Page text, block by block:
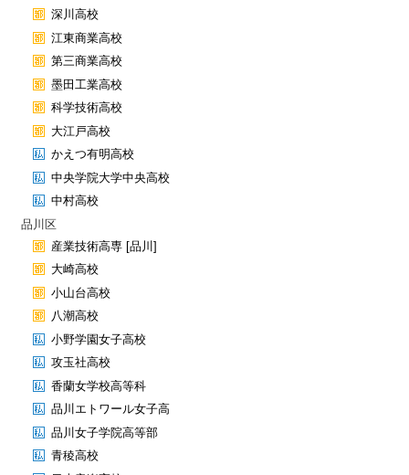
深川高校
江東商業高校
第三商業高校
墨田工業高校
科学技術高校
大江戸高校
かえつ有明高校
中央学院大学中央高校
中村高校
品川区
産業技術高専 [品川]
大崎高校
小山台高校
八潮高校
小野学園女子高校
攻玉社高校
香蘭女学校高等科
品川エトワール女子高
品川女子学院高等部
青稜高校